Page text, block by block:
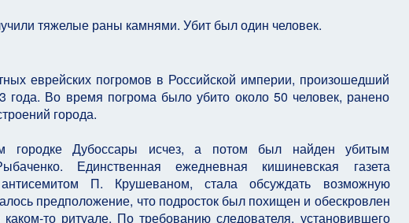
тяжелые раны камнями. Убит был один человек.
еврейских погромов в Российской империи, произошедший
года. Во время погрома было убито около 50 человек, ранено
города.
Дубоссары исчез, а потом был найден убитым
Единственная ежедневная кишиневская газета
П. Крушеваном, стала обсуждать возможную
предположение, что подросток был похищен и обескровлен
то ритуале. По требованию следователя, установившего